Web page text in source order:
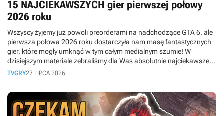
15 NAJCIEKAWSZYCH gier pierwszej połowy
2026 roku
Wszyscy żyjemy już powoli preorderami na nadchodzące GTA 6, ale
pierwsza połowa 2026 roku dostarczyła nam masę fantastycznych
gier, które mogły umknąć w tym całym medialnym szumie! W
dzisiejszym materiale zebraliśmy dla Was absolutnie najciekawsze
premiery minionych miesięcy.
TVGRY27 LIPCA 2026